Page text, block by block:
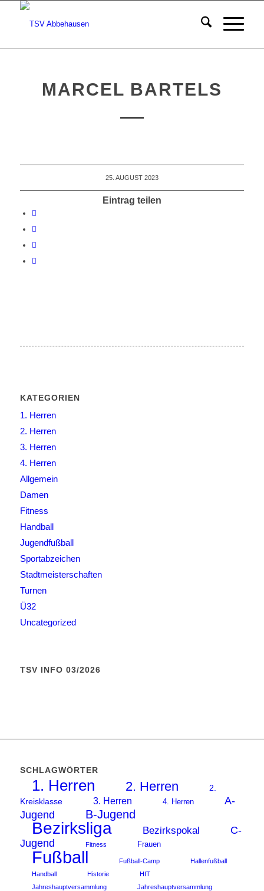
MARCEL BARTELS
25. AUGUST 2023
Eintrag teilen
KATEGORIEN
1. Herren
2. Herren
3. Herren
4. Herren
Allgemein
Damen
Fitness
Handball
Jugendfußball
Sportabzeichen
Stadtmeisterschaften
Turnen
Ü32
Uncategorized
TSV INFO 03/2026
SCHLAGWÖRTER
1. Herren 2. Herren
2.
Kreisklasse
3. Herren 4. Herren
A-
Jugend
B-Jugend
Bezirksliga Bezirkspokal
C-
Jugend
Fitness Frauen
Fußball Fußball-Camp
Hallenfußball
Handball
Historie
HIT
Jahreshauptversammlung
Jahreshauptversammlung